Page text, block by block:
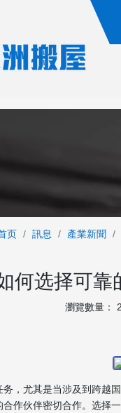
页 / 訊息 / 產業新聞 /
何选择可靠
瀏覽數量：
，尤其是当涉及到跨越
作伙伴密切合作。选择